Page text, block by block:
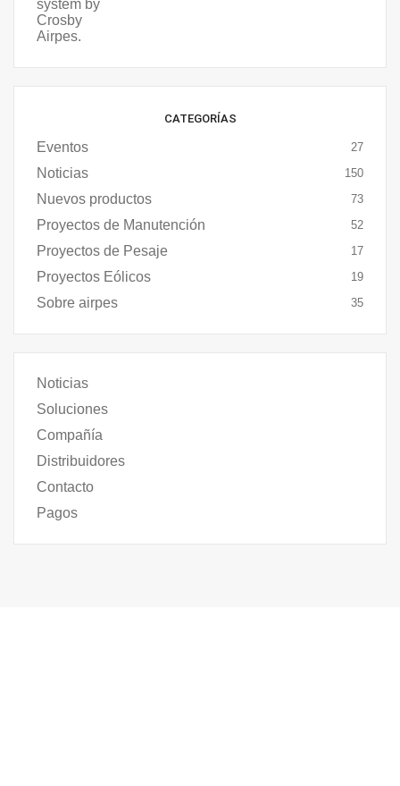
CATEGORÍAS
Eventos 27
Noticias 150
Nuevos productos 73
Proyectos de Manutención 52
Proyectos de Pesaje 17
Proyectos Eólicos 19
Sobre airpes 35
Noticias
Soluciones
Compañía
Distribuidores
Contacto
Pagos